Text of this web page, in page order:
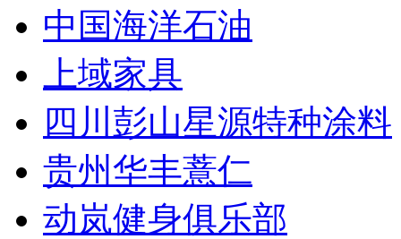
中国海洋石油
上域家具
四川彭山星源特种涂料
贵州华丰薏仁
动岚健身俱乐部